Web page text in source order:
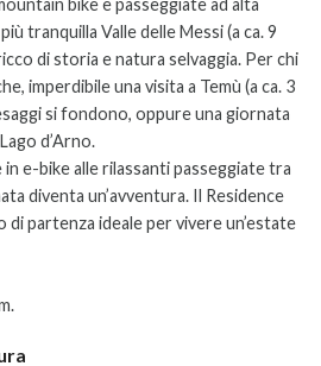
bike e passeggiate ad alta
tranquilla Valle delle Messi (a ca. 9
di storia e natura selvaggia. Per chi
imperdibile una visita a Temù (a ca. 3
si fondono, oppure una giornata
d’Arno.
e-bike alle rilassanti passeggiate tra
diventa un’avventura. Il Residence
partenza ideale per vivere un’estate